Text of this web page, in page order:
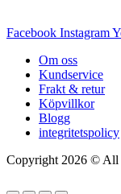
Facebook Instagram
Om oss
Kundservice
Frakt & retur
Köpvillkor
Blogg
integritetspolicy
Copyright 2026 © All